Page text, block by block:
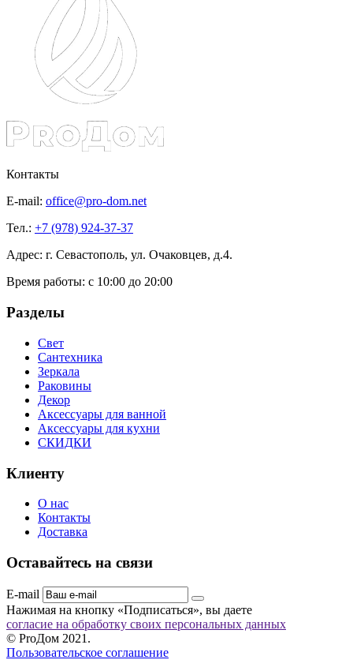
Контакты
E-mail: office@pro-dom.net
Тел.: +7 (978) 924-37-37
Адрес: г. Севастополь, ул. Очаковцев, д.4.
Время работы: с 10:00 до 20:00
Разделы
Свет
Сантехника
Зеркала
Раковины
Декор
Аксессуары для ванной
Аксессуары для кухни
СКИДКИ
Клиенту
О нас
Контакты
Доставка
Оставайтесь на связи
E-mail
Нажимая на кнопку «Подписаться», вы даете
согласие на обработку своих персональных данных
© ProДом 2021.
Пользовательское соглашение